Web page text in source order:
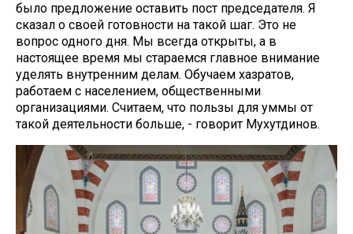
было предложение оставить пост председателя. Я
сказал о своей готовности на такой шаг. Это не
вопрос одного дня. Мы всегда открыты, а в
настоящее время мы стараемся главное внимание
уделять внутренним делам. Обучаем хазратов,
работаем с населением, общественными
организациями. Считаем, что пользы для уммы от
такой деятельности больше, - говорит Мухутдинов.